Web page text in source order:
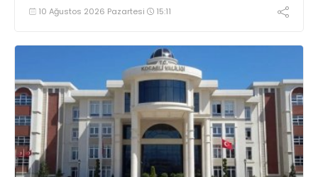
“Çiftçi Kayıt Sistemi formatı, yaygınlaşması ve etki alanı
her yıl artarak devam etmektedir” dedi
10 Ağustos 2026 Pazartesi 15:11